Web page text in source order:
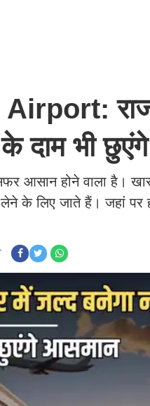
के दाम भी
सफर आसान होने वाला है।
लेने के लिए जाते हैं। जहां